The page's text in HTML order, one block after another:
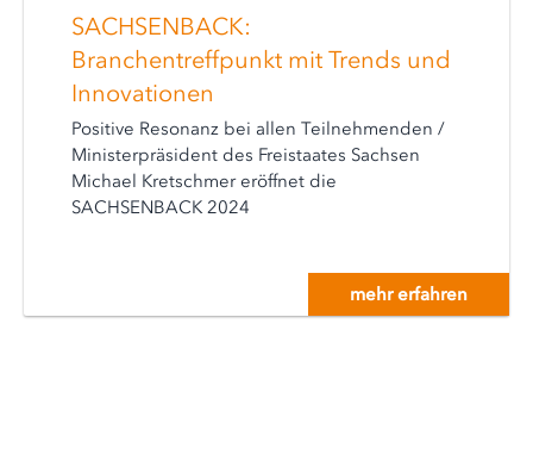
SACHSENBACK:
Branchentreffpunkt mit Trends und
Innovationen
Positive Resonanz bei allen Teilnehmenden /
Ministerpräsident des Freistaates Sachsen
Michael Kretschmer eröffnet die
SACHSENBACK 2024
mehr erfahren